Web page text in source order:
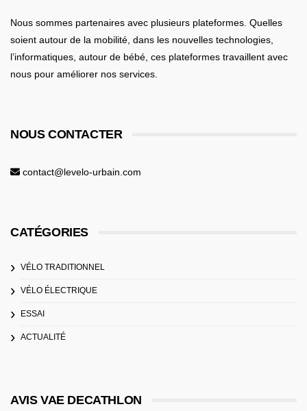
Nous sommes partenaires avec plusieurs plateformes. Quelles
soient autour de la mobilité , dans les nouvelles technologies,
l’informatiques, autour de bébé , ces plateformes travaillent avec
nous pour améliorer nos services.
NOUS CONTACTER
contact@levelo-urbain.com
CATÉGORIES
VÉLO TRADITIONNEL
VÉLO ÉLECTRIQUE
ESSAI
ACTUALITÉ
AVIS VAE DECATHLON